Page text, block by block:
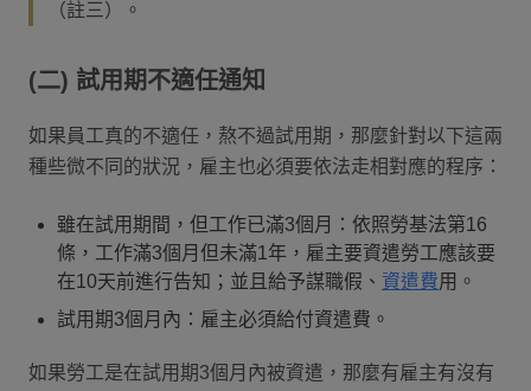
（註三）。
(二) 試用期不適任通知
如果員工真的不適任，熬不過試用期，那麼針對以下這兩
種些微不同的狀況，雇主也必須要依法走相對應的程序：
雖在試用期間，但工作已滿3個月：依照勞基法第16
條，工作滿3個月但未滿1年，雇主要資遣勞工應該要
在10天前進行告知；並且給予謀職假、 資遣費用。
試用期3個月內：雇主必須給付資遣費。
如果勞工是在試用期3個月內被資遣，那麼有雇主有沒有